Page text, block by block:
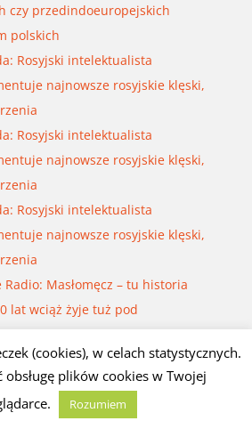
czy przedindoeuropejskich
polskich
Rosyjski intelektualista
najnowsze rosyjskie klęski,
Rosyjski intelektualista
najnowsze rosyjskie klęski,
Rosyjski intelektualista
najnowsze rosyjskie klęski,
Radio: Masłomęcz – tu historia
lat wciąż żyje tuż pod
(cookies), w celach statystycznych.
obsługę plików cookies w Twojej
Rozumiem